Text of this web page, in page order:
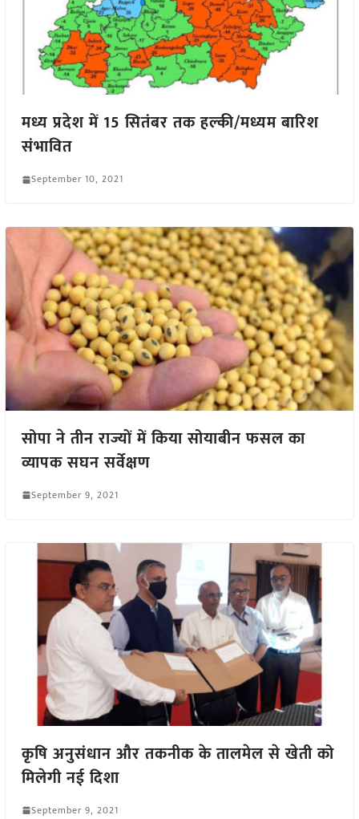
मध्य प्रदेश में 15 सितंबर तक हल्की/मध्यम बारिश
संभावित
September 10, 2021
सोपा ने तीन राज्यों में किया सोयाबीन फसल का
व्यापक सघन सर्वेक्षण
September 9, 2021
कृषि अनुसंधान और तकनीक के तालमेल से खेती को
मिलेगी नई दिशा
September 9, 2021